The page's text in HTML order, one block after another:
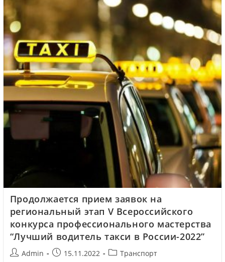
Продолжается прием заявок на
региональный этап V Всероссийского
конкурса профессионального мастерства
“Лучший водитель такси в России-2022”
Admin 15.11.2022 Транспорт